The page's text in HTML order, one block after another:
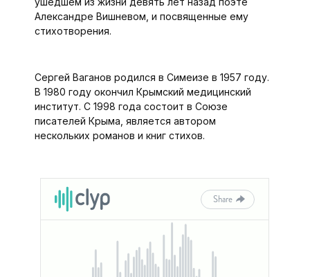
Александре Вишневом, и посвященные ему
стихотворения.
Сергей Ваганов родился в Симеизе в 1957 году.
В 1980 году окончил Крымский медицинский
институт. С 1998 года состоит в Союзе
писателей Крыма, является автором
нескольких романов и книг стихов.